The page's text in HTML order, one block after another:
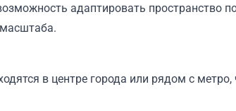
адаптировать пространство
в центре города или рядом с метро,